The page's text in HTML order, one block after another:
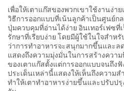
เพื่อให้เตาแก๊สของพวกเขาใช้งานง่า
วิธีการออกแบบที่เน้นลูกค้าเป็นศูนย์ก
ปุ่มควบคุมที่อ่านได้ง่าย อินเทอร์เฟซ
รักษาที่เรียบง่าย โดยมีผู้ใช้ในใจสำหรั
ว่าการทำอาหารจะสนุกมากขึ้นและล
แสดงถึงความมุ่งมั่นในการสร้างควา
ของเตาแก๊สตั้งแต่การออกแบบจนถึง
ประเด็นเหล่านี้แสดงให้เห็นถึงความ
ทำให้เตาทำอาหารง่ายขึ้นและปรับป